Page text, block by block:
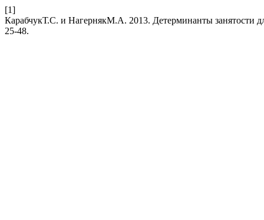
[1]
КарабчукТ.С. и НагернякМ.А. 2013. Детерминанты занятости
25-48.